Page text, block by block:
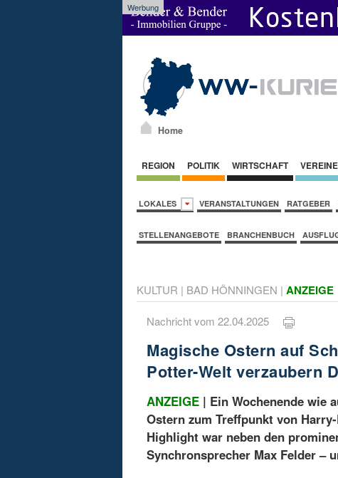
Werbung
Home
REGION POLITIK WIRTSCHAFT VEREINE
LOKALES VERANSTALTUNGEN RATGEBER
STELLENANGEBOTE BRANCHENBUCH
KULTUR | BAD HÖNNINGEN | ANZEIGE
Nachricht vom 22.04.2025
Magische Ostern auf
Potter-Welt verzaubern
ANZEIGE | Ein Wochenende wie
Ostern zum Treffpunkt von
Highlight war neben den
Synchronsprecher Max Felder –